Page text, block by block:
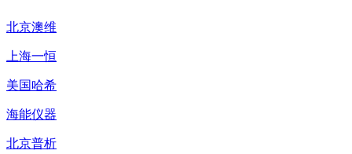
北京澳维
上海一恒
美国哈希
海能仪器
北京普析